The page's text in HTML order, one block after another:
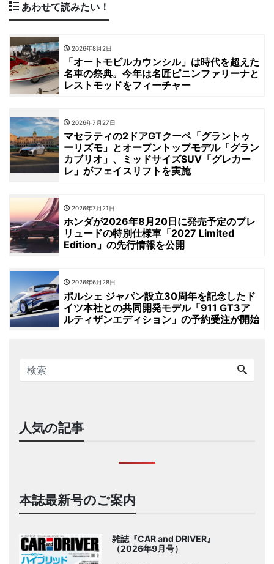
あわせて読みたい！
2026年8月2日
「オートモビルカウンシル」は時代を超えた
名車の祭典。今年は名匠ピニンファリーナと
レストモッドをフィーチャー
2026年7月27日
マセラティの2ドアGTクーペ「グラントゥ
ーリズモ」とオープントップモデル「グラン
カブリオ」、ミッドサイズSUV「グレカー
レ」がフェイスリフトを実施
2026年7月21日
ホンダが2026年8月20日に発売予定のプレ
リュードの特別仕様車「2027 Limited
Edition」の先行情報を公開
2026年6月28日
ポルシェ ジャパン設立30周年を記念したド
イツ本社との共同開発モデル「911 GT3ア
ルティザンエディション」の予約受注が開始
人気の記事
本誌最新号のご案内
雑誌『CAR and DRIVER』
（2026年9月号）